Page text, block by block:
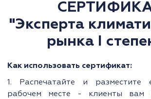
"Эксперта
рынка I
Как использовать сертификат:
1. Распечатайте и разместите
рабочем месте - клиенты вам